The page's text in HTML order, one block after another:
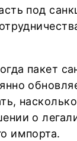
под
пакет
о
импорта.